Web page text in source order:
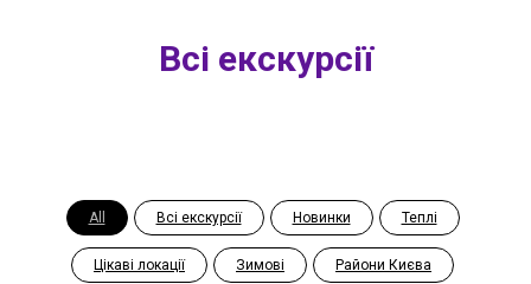
Всі екскурсії
All Всі екскурсії Новинки Теплі
Цікаві локації Зимові Райони Києва